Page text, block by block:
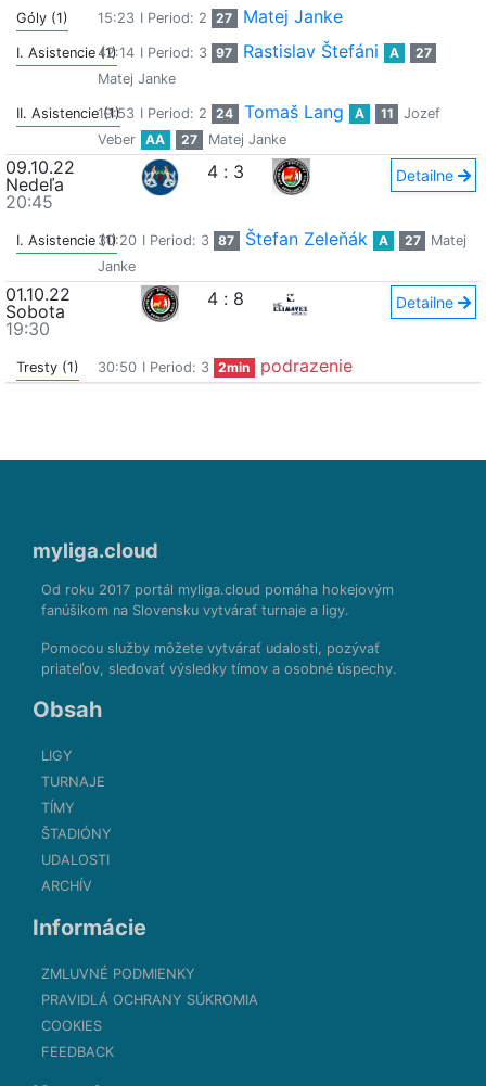
Góly (1) 15:23 I Period: 2 27 Matej Janke
I. Asistencie (1)42:14 I Period: 3 97 Rastislav Štefáni A
27
Matej Janke
II. Asistencie (1)
19:53 I Period: 2 24 Tomaš Lang A 11
Jozef
Veber
AA 27 Matej Janke
09.10.22
Nedeľa
20:45
4 : 3 Detailne
I. Asistencie (1)30:20 I Period: 3 87 Štefan Zeleňák A 27
Matej
Janke
01.10.22
Sobota
19:30
4 : 8 Detailne
Tresty (1) 30:50 I Period: 3 2min podrazenie
myliga.cloud
Od roku 2017 portál myliga.cloud pomáha hokejovým
fanúšikom na Slovensku vytvárať turnaje a ligy.
Pomocou služby môžete vytvárať udalosti, pozývať
priateľov, sledovať výsledky tímov a osobné úspechy.
Obsah
LIGY
TURNAJE
TÍMY
ŠTADIÓNY
UDALOSTI
ARCHÍV
Informácie
ZMLUVNÉ PODMIENKY
PRAVIDLÁ OCHRANY SÚKROMIA
COOKIES
FEEDBACK